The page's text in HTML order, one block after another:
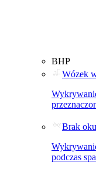
BHP
Wózek
Brak
podczas